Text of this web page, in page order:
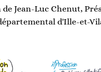
Jean-Luc Chenut,
d'Ille-et-